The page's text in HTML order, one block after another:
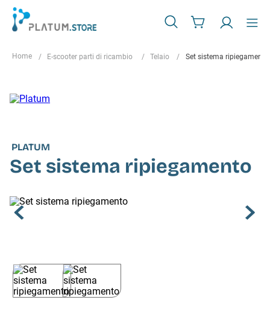
E-scooter parti di ricambio Telaio Set sistema ripiegamento
PLATUM
Set sistema ripiegamento